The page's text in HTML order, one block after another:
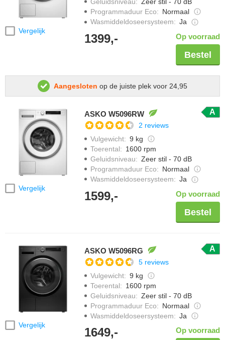
Vergelijk
Programmaduur Eco: Normaal
Wasmiddeldoseersysteem: Ja
1399,- Op voorraad
Bestel
Aangesloten op de juiste plek voor 24,95
Vergelijk
ASKO W5096RW A
2 reviews
Vulgewicht: 9 kg
Toerental: 1600 rpm
Geluidsniveau: Zeer stil - 70 dB
Programmaduur Eco: Normaal
Wasmiddeldoseersysteem: Ja
1599,- Op voorraad
Bestel
Vergelijk
ASKO W5096RG A
5 reviews
Vulgewicht: 9 kg
Toerental: 1600 rpm
Geluidsniveau: Zeer stil - 70 dB
Programmaduur Eco: Normaal
Wasmiddeldoseersysteem: Ja
1649,- Op voorraad